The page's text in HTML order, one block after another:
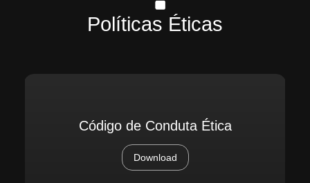
Políticas Éticas
Código de Conduta Ética
Download